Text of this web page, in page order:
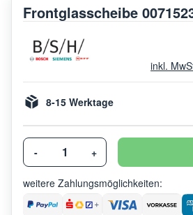
Frontglasscheibe
inkl.
8-15 Werktage
- +
weitere Zahlungsmöglichkeiten: